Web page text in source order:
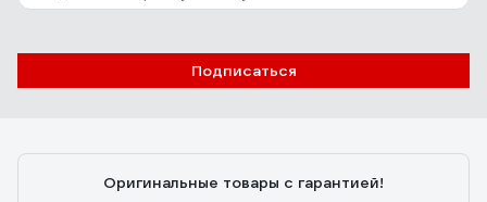
Подписаться
Оригинальные товары с гарантией!